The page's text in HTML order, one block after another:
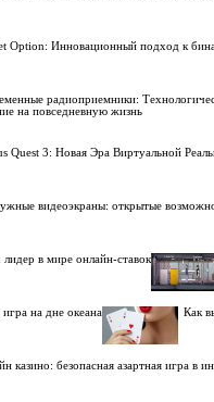
Option: Инновационный подход к
радиоприемники:
на повседневную жизнь
Quest 3: Новая Эра Виртуальной
видеоэкраны: открытые
в мире онлайн-ставок
на дне океана Как
казино: безопасная азартная игра в